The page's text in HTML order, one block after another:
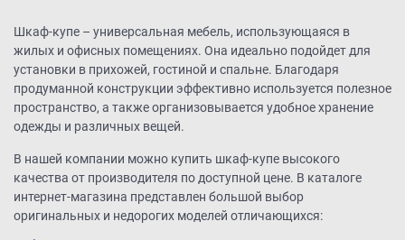
Шкаф-купе – универсальная мебель, использующаяся в
жилых и офисных помещениях. Она идеально подойдет для
установки в прихожей, гостиной и спальне. Благодаря
продуманной конструкции эффективно используется полезное
пространство, а также организовывается удобное хранение
одежды и различных вещей.
В нашей компании можно купить шкаф-купе высокого
качества от производителя по доступной цене. В каталоге
интернет-магазина представлен большой выбор
оригинальных и недорогих моделей отличающихся: